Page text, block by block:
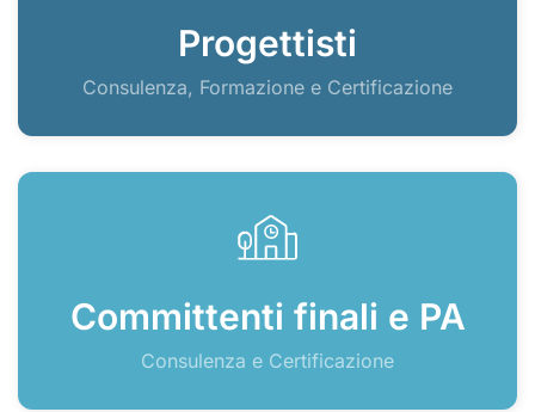
Progettisti
Consulenza, Formazione e Certificazione
Committenti finali e PA
Consulenza e Certificazione